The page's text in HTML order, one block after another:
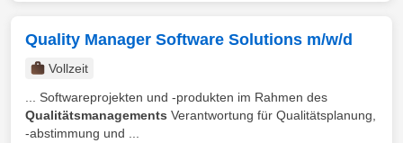
Quality Manager Software Solutions m/w/d
Vollzeit
... Softwareprojekten und -produkten im Rahmen des
Qualitätsmanagements Verantwortung für Qualitätsplanung,
-abstimmung und ...